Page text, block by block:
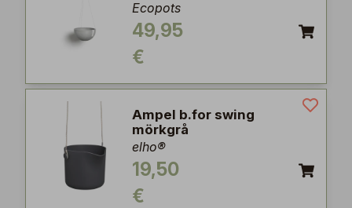
Ecopots
49,95
€
Ampel b.for swing
mörkgrå
elho®
19,50
€